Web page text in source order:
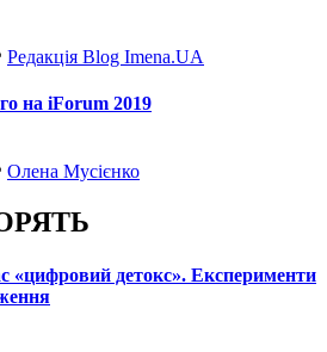
Редакція Blog Imena.UA
на iForum 2019
Олена Мусієнко
«цифровий детокс». Експерименти